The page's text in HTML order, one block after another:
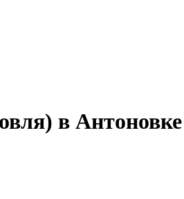
в Антоновке